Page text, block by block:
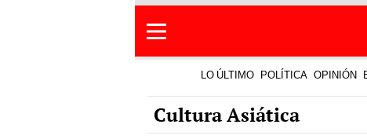
LO ÚLTIMO POLÍTICA OPINIÓN
Cultura Asiática